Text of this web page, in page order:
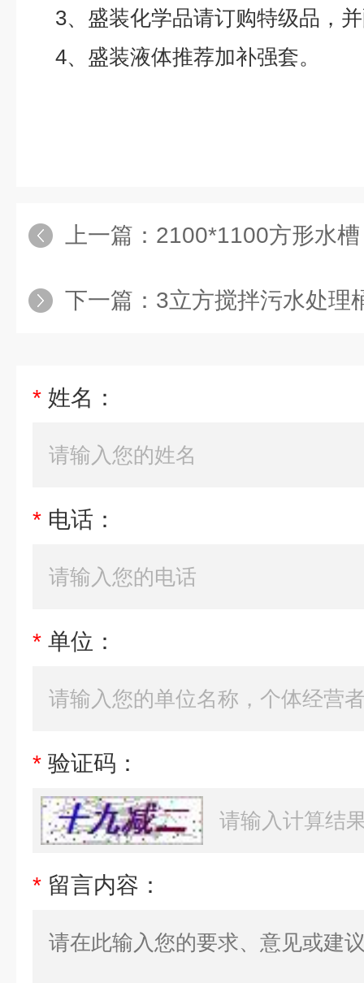
3、盛装化学品请订购特级品，
4、盛装液体推荐加补强套。
上一篇： 2100*1100方形水槽
下一篇： 3立方搅拌污水处理
* 姓名：
* 电话：
* 单位：
* 验证码：
* 留言内容：